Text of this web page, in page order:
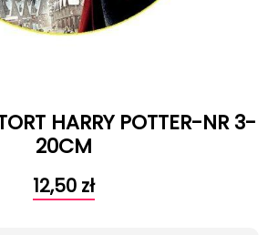
HARRY POTTER-NR 3-
20CM
12,50 zł